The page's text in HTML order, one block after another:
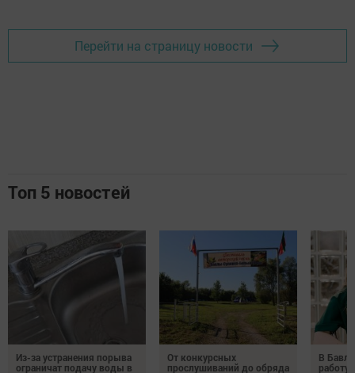
Перейти на страницу новости
Топ 5 новостей
Из-за устранения порыва
ограничат подачу воды в
От конкурсных
прослушиваний до обряда
В
работу